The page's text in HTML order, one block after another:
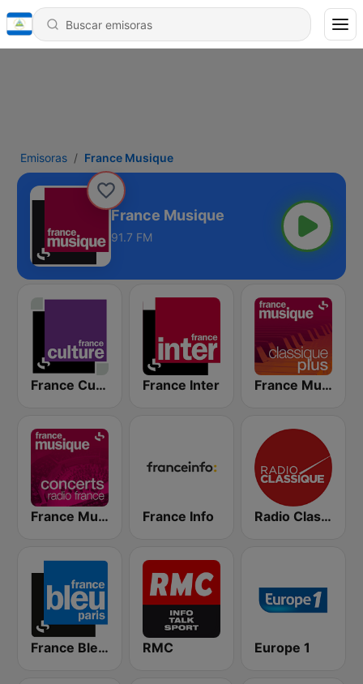
Emisoras France Musique
France Musique
91.7 FM
France Culture France Inter France Musique Classique Plus
France Musique Concerts de Radio France France Info Radio Classique
France Bleu Ile-de-France RMC Europe 1